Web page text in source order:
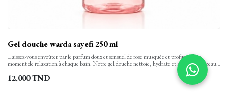
Gel douche warda sayefi 250 ml
Laissez-vous envoûter par le parfum doux et sensuel de rose musquée et profitez d’un
moment de relaxation à chaque bain. Notre gel douche nettoie, hydrate et apaise votre peau
tout en finesse et la laisse propre, confortable et soyeusement douce. Sa texture onctueuse,
aux notes florales se transforme en une mousse rinçable facilement.
12,000TND